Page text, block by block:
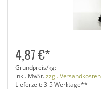
4,87 €*
Grundpreis/kg:
inkl. MwSt.zzgl. Versandkosten
Lieferzeit: 3-5 Werktage**